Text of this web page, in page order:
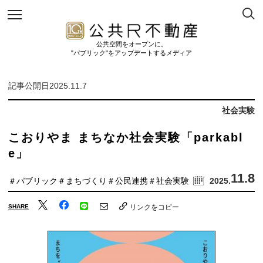
公共空間をオープンに。
"パブリック"をアップデートするメディア
記事公開日2025.11.7
社会実験
こおりやま まちなか社会実験「parkabl
e」
2025.11.8
＃パブリック ＃まちづくり ＃公民連携＃社会実験
SHARE リンクをコピー